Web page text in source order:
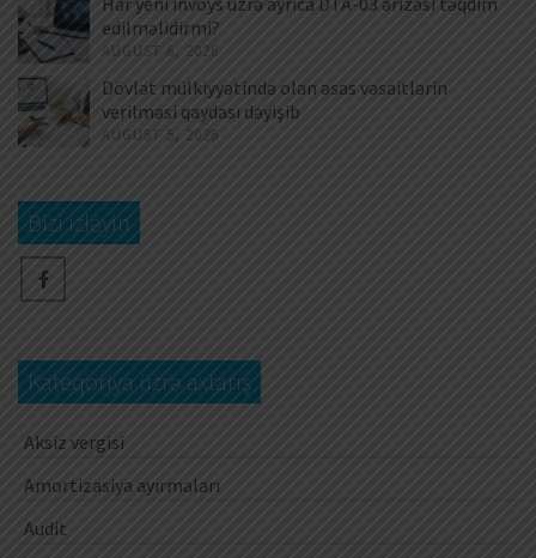
edilməlidirmi?
AUGUST 6, 2026
Dövlət mülkiyyətində olan əsas vəsaitlərin
verilməsi qaydası dəyişib
AUGUST 5, 2026
Bizi izləyin
Kateqoriya üzrə axtarış
Aksiz vergisi
Amortizasiya ayırmaları
Audit